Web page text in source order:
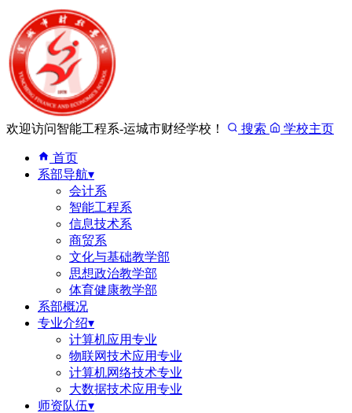
欢迎访问智能工程系-运城市财经学校！ 搜索 学校主页
首页
系部导航▾
会计系
智能工程系
信息技术系
商贸系
文化与基础教学部
思想政治教学部
体育健康教学部
系部概况
专业介绍▾
计算机应用专业
物联网技术应用专业
计算机网络技术专业
大数据技术应用专业
师资队伍▾